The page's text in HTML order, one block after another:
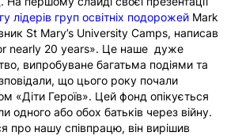
лідерів груп освітніх подорожей Mark
St Mary’s University Camps, написав
nearly 20 years». Це наше дуже
випробуване багатьма подіями та
що цього року почали
«Діти Героїв». Цей фонд опікується
одного або обох батьків через війну.
про нашу співпрацю, він вирішив